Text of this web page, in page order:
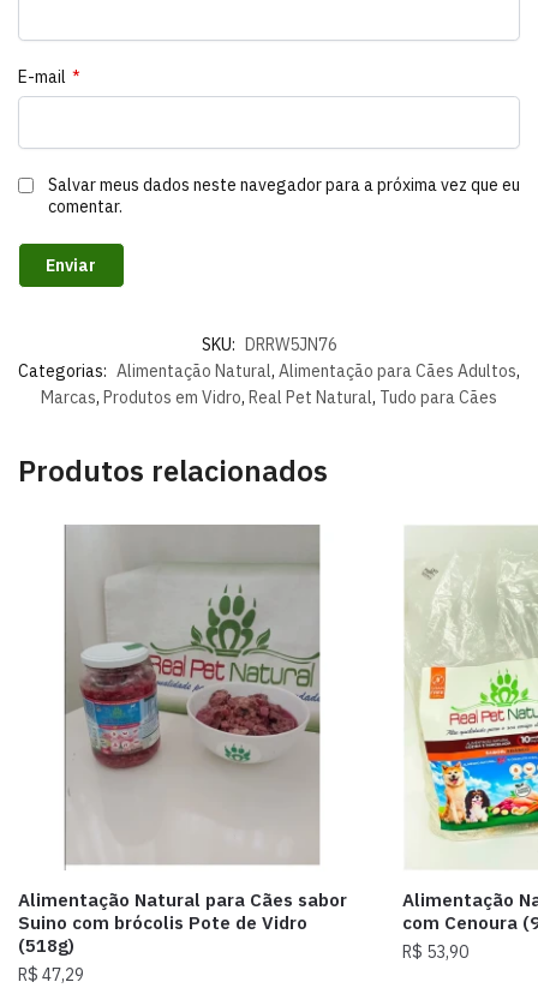
E-mail *
Salvar meus dados neste navegador para a próxima vez que eu
comentar.
SKU:
DRRW5JN76
Categorias: Alimentação Natural, Alimentação para Cães Adultos,
Marcas, Produtos em Vidro, Real Pet Natural, Tudo para Cães
Produtos relacionados
Alimentação Natural para Cães sabor
Suino com brócolis Pote de Vidro
(518g)
R$ 47,29
Alimentação
com Cenoura
R$ 53,90